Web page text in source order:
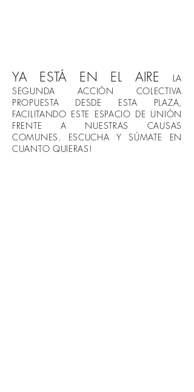
YA ESTÁ EN EL AIRE
LA
SEGUNDA ACCIÓN COLECTIVA
PROPUESTA DESDE ESTA PLAZA,
FACILITANDO ESTE ESPACIO DE UNIÓN
FRENTE A NUESTRAS CAUSAS
COMUNES. ESCUCHA Y SÚMATE EN
CUANTO QUIERAS!